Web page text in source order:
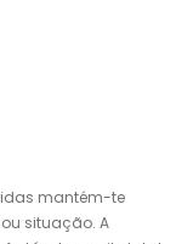
mantém-te
situação. A